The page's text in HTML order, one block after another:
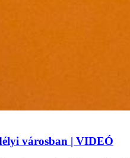
városban | VIDEÓ